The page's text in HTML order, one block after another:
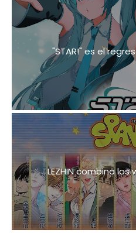
"STAR!" es el
LEZHIN combina